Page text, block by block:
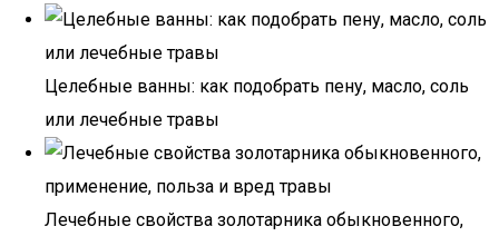
Целебные ванны: как подобрать пену, масло, соль
или лечебные травы
Лечебные свойства золотарника обыкновенного,